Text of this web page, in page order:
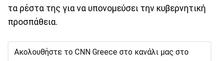
τα ρέστα της για να υπονομεύσει την κυβερνητική
προσπάθεια.
Ακολουθήστε το CNN Greece στο κανάλι μας στο